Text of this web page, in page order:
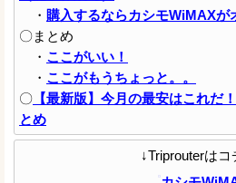
・ 購入するならカシモWiMAXが
〇まとめ
・ ここがいい！
・ ここがもうちょっと。。
〇 【最新版】今月の最安はこれだ
とめ
↓Triprouterはコ